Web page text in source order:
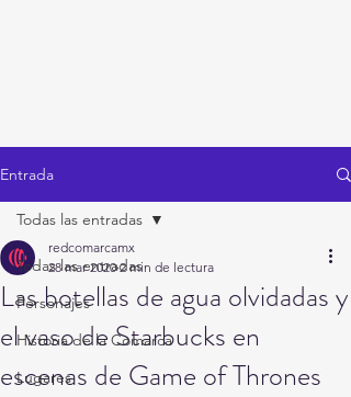
Entrada
Todas las entradas
Personajes
Historia de la Comarca
Lugares
Todas las entradas
Las botellas de agua olvidadas y
el vaso de Starbucks en
escenas de Game of Thrones
redcomarcamx
28 mar 2020 2 min de lectura